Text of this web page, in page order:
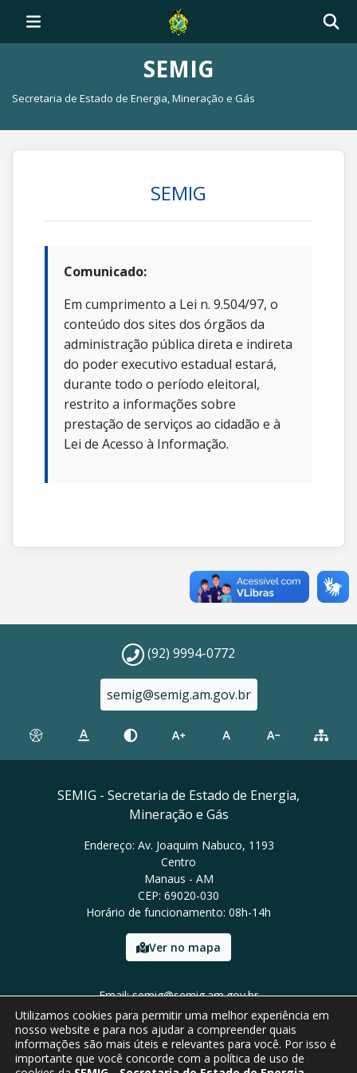
SEMIG
Secretaria de Estado de Energia, Mineração e Gás
SEMIG
Comunicado:
Em cumprimento a Lei n. 9.504/97, o
conteúdo dos sites dos órgãos da
administração pública direta e indireta
do poder executivo estadual estará,
durante todo o período eleitoral,
restrito a informações sobre
prestação de serviços ao cidadão e à
Lei de Acesso à Informação.
(92) 9994-0772
semig@semig.am.gov.br
SEMIG - Secretaria de Estado de Energia,
Mineração e Gás
Endereço: Av. Joaquim Nabuco, 1193
Centro
Manaus - AM
CEP: 69020-030
Horário de funcionamento: 08h-14h
Ver no mapa
Email: semig@semig.am.gov.br
Tel: (92) 9994-0772
Utilizamos cookies para permitir uma melhor experiência em
nosso website e para nos ajudar a compreender quais
informações são mais úteis e relevantes para você. Por isso é
importante que você concorde com a política de uso de